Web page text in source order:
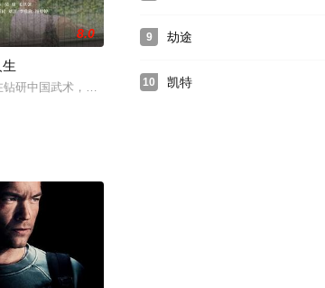
利夫特
当成人质，交给帮派老大女友艾琳(蜜拉乔娃维奇)看管，当
桥卖艺。郭家班大弟子刘大宝等人前来踢场，张幼林替鲍二
8.0
钻研中国武术，以身作则将中国武术和文化发扬光大，影响
9 劫途
10 凯特